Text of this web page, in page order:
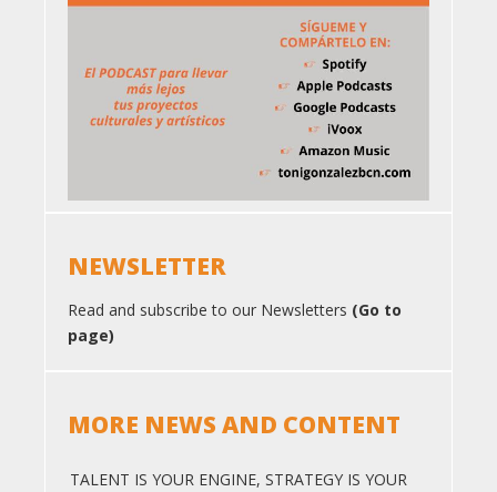
NEWSLETTER
Read and subscribe to our Newsletters (Go to
page)
MORE NEWS AND CONTENT
TALENT IS YOUR ENGINE, STRATEGY IS YOUR